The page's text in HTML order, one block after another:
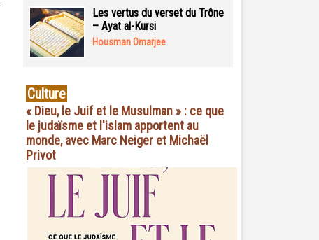
Les vertus du verset du Trône
– Ayat al-Kursi
Housman Omarjee
Culture
« Dieu, le Juif et le Musulman » : ce que
le judaïsme et l'islam apportent au
monde, avec Marc Neiger et Michaël
Privot